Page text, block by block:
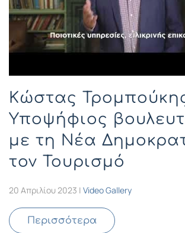
Κώστας
Υποψήφιος
με τη Νέα
τον Τουρισμό
20 Απριλίου 2023 | Video Gallery
Περισσότερα